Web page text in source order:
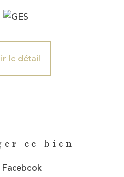
le détail
ce bien
Facebook